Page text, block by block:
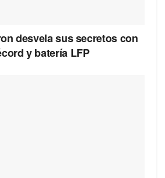
desvela sus secretos con
y batería LFP